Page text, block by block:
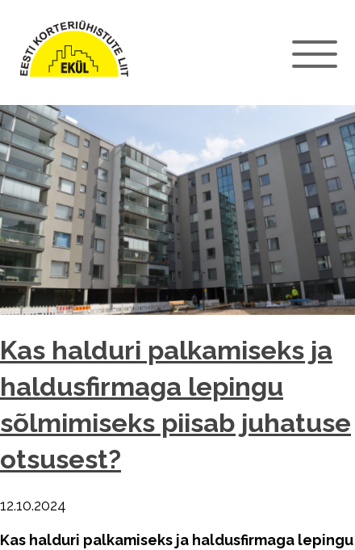
Kas halduri palkamiseks ja
haldusfirmaga lepingu
sõlmimiseks piisab juhatuse
otsusest?
12.10.2024
Kas halduri palkamiseks ja haldusfirmaga lepingu